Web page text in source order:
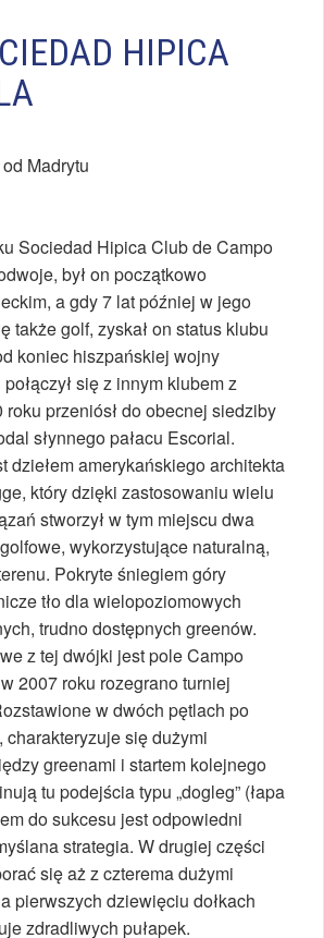
HIPICA
Madrytu
Sociedad Hipica Club de Campo
był on początkowo
a gdy 7 lat później w jego
także golf, zyskał on status klubu
koniec hiszpańskiej wojny
się z innym klubem z
roku przeniósł do obecnej siedziby
słynnego pałacu Escorial.
dziełem amerykańskiego architekta
który dzięki zastosowaniu wielu
stworzył w tym miejscu dwa
wykorzystujące naturalną,
Pokryte śniegiem góry
tło dla wielopoziomowych
trudno dostępnych greenów.
z tej dwójki jest pole Campo
2007 roku rozegrano turniej
w dwóch pętlach po
charakteryzuje się dużymi
greenami i startem kolejnego
tu podejścia typu „dogleg” (łapa
do sukcesu jest odpowiedni
strategia. W drugiej części
się aż z czterema dużymi
pierwszych dziewięciu dołkach
zdradliwych pułapek.